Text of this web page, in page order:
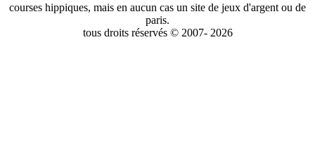
courses hippiques, mais en aucun cas un site de jeux d'argent ou de
paris.
tous droits réservés © 2007- 2026